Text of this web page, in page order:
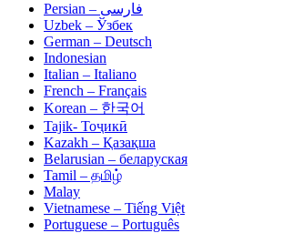
Persian – فارسی
Uzbek – Ўзбек
German – Deutsch
Indonesian
Italian – Italiano
French – Français
Korean – 한국어
Tajik- Тоҷикӣ
Kazakh – Қазақша
Belarusian – беларуская
Tamil – தமிழ்
Malay
Vietnamese – Tiếng Việt
Portuguese – Português